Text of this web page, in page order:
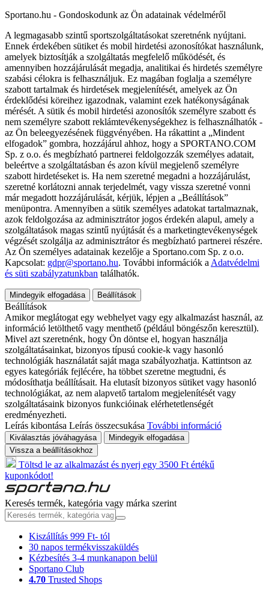
Sportano.hu - Gondoskodunk az Ön adatainak védelméről
A legmagasabb szintű sportszolgáltatásokat szeretnénk nyújtani.
Ennek érdekében sütiket és mobil hirdetési azonosítókat használunk,
amelyek biztosítják a szolgáltatás megfelelő működését, és
amennyiben hozzájárulását megadja, analitikai és hirdetés személyre
szabási célokra is felhasználjuk. Ez magában foglalja a személyre
szabott tartalmak és hirdetések megjelenítését, amelyek az Ön
érdeklődési köreihez igazodnak, valamint ezek hatékonyságának
mérését. A sütik és mobil hirdetési azonosítók személyre szabott és
nem személyre szabott reklámtevékenységekhez is felhasználhatók -
az Ön beleegyezésének függvényében. Ha rákattint a „Mindent
elfogadok” gombra, hozzájárul ahhoz, hogy a SPORTANO.COM
Sp. z o.o. és megbízható partnerei feldolgozzák személyes adatait,
beleértve a szolgáltatásban és azon kívül megjelenő személyre
szabott hirdetéseket is. Ha nem szeretné megadni a hozzájárulást,
szeretné korlátozni annak terjedelmét, vagy vissza szeretné vonni
már megadott hozzájárulását, kérjük, lépjen a „Beállítások”
menüpontra. Amennyiben a sütik személyes adatokat tartalmaznak,
azok feldolgozása az adminisztrátor jogos érdekén alapul, amely a
szolgáltatások magas szintű nyújtását és a marketingtevékenységek
végzését szolgálja az adminisztrátor és megbízható partnerei részére.
Az Ön személyes adatainak kezelője a Sportano.com Sp. z o.o.
Kapcsolat: gdpr@sportano.hu. További információk a Adatvédelmi
és süti szabályzatunkban találhatók.
Mindegyik elfogadása Beállítások
Beállítások
Amikor meglátogat egy webhelyet vagy egy alkalmazást használ, az
információ letölthető vagy menthető (például böngészőn keresztül).
Mivel azt szeretnénk, hogy Ön döntse el, hogyan használja
szolgáltatásainkat, bizonyos típusú cookie-k vagy hasonló
technológiák használatát saját maga szabályozhatja. Kattintson az
egyes kategóriák fejlécére, ha többet szeretne megtudni, és
módosíthatja beállításait. Ha elutasít bizonyos sütiket vagy hasonló
technológiákat, az nem alapvető tartalom megjelenítését vagy
szolgáltatásaink bizonyos funkcióinak elérhetetlenségét
eredményezheti.
Leírás kibontása Leírás összecsukása További információ
Kiválasztás jóváhagyása
Mindegyik elfogadása
Vissza a beállításokhoz
Töltsd le az alkalmazást és nyerj egy 3500 Ft értékű
kuponkódot!
Keresés termék, kategória vagy márka szerint
Kiszállítás 999 Ft- tól
30 napos termékvisszaküldés
Kézbesítés 3-4 munkanapon belül
Sportano Club
4.70 Trusted Shops